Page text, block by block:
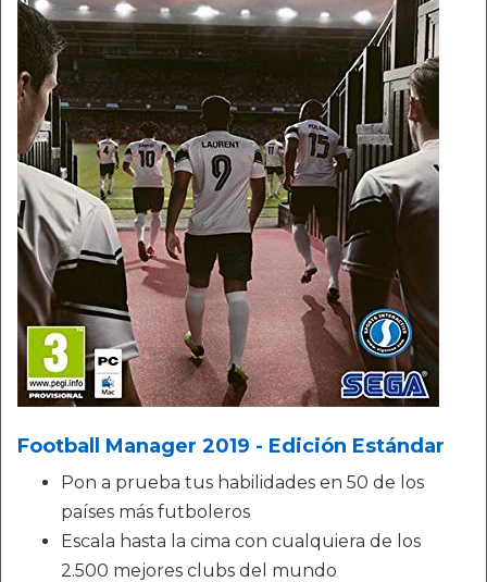
Football Manager 2019 - Edición Estándar
Pon a prueba tus habilidades en 50 de los
países más futboleros
Escala hasta la cima con cualquiera de los
2.500 mejores clubs del mundo